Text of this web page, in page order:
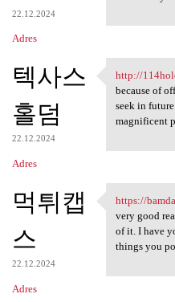
22.12.2024
Adres
텍사스
홀덤
22.12.2024
Adres
http://
http://
because of
seek in
magnificent
먹튀캡
스
22.12.2024
Adres
https://
https://
very good
of it. I have
things you